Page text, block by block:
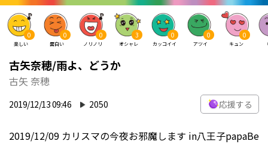
0
楽しい
0
面白い
0
ノリノリ
3
オシャレ
0
カッコイイ
0
アツイ
0
キュン
古矢奈穂/雨よ、どうか
古矢 奈穂
2019/12/13 09:46 2050 応援する
2019/12/09 カリスマの今夜お邪魔します in八王子papaBe